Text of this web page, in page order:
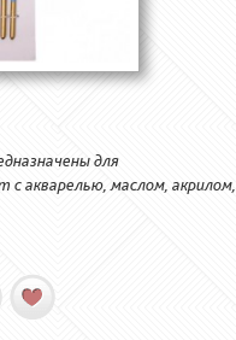
для
с акварелью, маслом, акрилом,